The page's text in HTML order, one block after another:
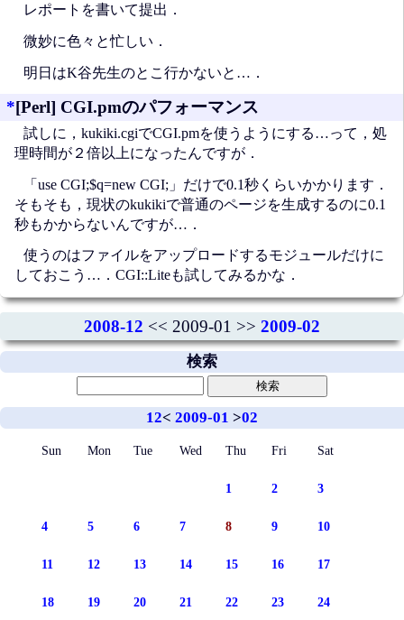
レポートを書いて提出．
微妙に色々と忙しい．
明日はK谷先生のとこ行かないと…．
*[Perl] CGI.pmのパフォーマンス
試しに，kukiki.cgiでCGI.pmを使うようにする…って，処
理時間が２倍以上になったんですが．
「use CGI;$q=new CGI;」だけで0.1秒くらいかかります．
そもそも，現状のkukikiで普通のページを生成するのに0.1
秒もかからないんですが…．
使うのはファイルをアップロードするモジュールだけに
しておこう…．CGI::Liteも試してみるかな．
2008-12 << 2009-01 >> 2009-02
検索
12< 2009-01 >02
Sun Mon Tue Wed Thu Fri Sat
1 2 3
4 5 6 7 8 9 10
11 12 13 14 15 16 17
18 19 20 21 22 23 24